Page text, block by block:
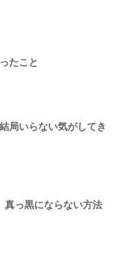
たこと
局いらない気がしてき
真っ黒にならない方法